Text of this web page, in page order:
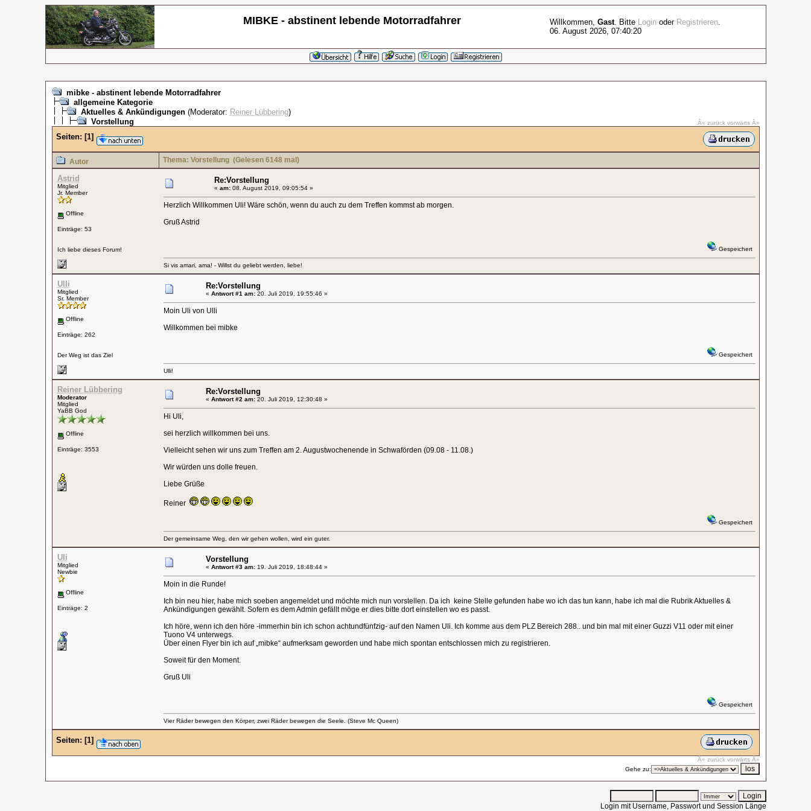
MIBKE - abstinent lebende Motorradfahrer Willkommen, Gast. Bitte Loginoder Registrieren.
06. August 2026, 07:40:20
mibke - abstinent lebende Motorradfahrer
allgemeine Kategorie
Aktuelles & Ankündigungen(Moderator: Reiner Lübbering)
Vorstellung
Â« zurück vorwärts Â»
Seiten: [1]
Autor Thema: Vorstellung(Gelesen 6148 mal)
Astrid
Mitglied
Jr. Member
Offline
Einträge: 53
Ich liebe dieses Forum!
Re:Vorstellung
« am:08. August 2019, 09:05:54 »
Herzlich Willkommen Uli! Wäre schön, wenn du auch zu dem Treffen kommst ab morgen.
Gruß Astrid
Gespeichert
Si vis amari, ama! - Willst du geliebt werden, liebe!
Ulli
Mitglied
Sr. Member
Offline
Einträge: 262
Der Weg ist das Ziel
Re:Vorstellung
« Antwort #1 am:20. Juli 2019, 19:55:46 »
Moin Uli von Ulli
Willkommen bei mibke
Gespeichert
Ulli!
Reiner Lübbering
Moderator
Mitglied
YaBB God
Offline
Einträge: 3553
Re:Vorstellung
« Antwort #2 am:20. Juli 2019, 12:30:48 »
Hi Uli,
sei herzlich willkommen bei uns.
Vielleicht sehen wir uns zum Treffen am 2. Augustwochenende in Schwaförden (09.08 - 11.08.)
Wir würden uns dolle freuen.
Liebe Grüße
Reiner
Gespeichert
Der gemeinsame Weg, den wir gehen wollen, wird ein guter.
Uli
Mitglied
Newbie
Offline
Einträge: 2
Vorstellung
« Antwort #3 am:19. Juli 2019, 18:48:44 »
Moin in die Runde!
Ich bin neu hier, habe mich soeben angemeldet und möchte mich nun vorstellen. Da ich keine Stelle gefunden habe wo ich das tun kann, habe ich mal die Rubrik Aktuelles &
Ankündigungen gewählt. Sofern es dem Admin gefällt möge er dies bitte dort einstellen wo es passt.
Ich höre, wenn ich den höre -immerhin bin ich schon achtundfünfzig- auf den Namen Uli. Ich komme aus dem PLZ Bereich 288.. und bin mal mit einer Guzzi V11 oder mit einer
Tuono V4 unterwegs.
Über einen Flyer bin ich auf „mibke“ aufmerksam geworden und habe mich spontan entschlossen mich zu registrieren.
Soweit für den Moment.
Gruß Uli
Gespeichert
Vier Räder bewegen den Körper, zwei Räder bewegen die Seele. (Steve Mc Queen)
Seiten: [1]
Â« zurück vorwärts Â»
Gehe zu:
Login mit Username, Passwort und Session Länge